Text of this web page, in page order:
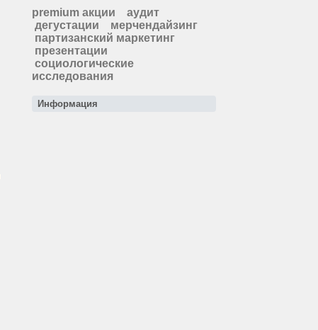
premium акции
аудит
дегустации
мерчендайзинг
партизанский маркетинг
презентации
социологические
исследования
Информация